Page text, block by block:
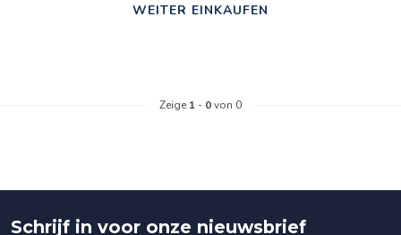
WEITER EINKAUFEN
Zeige 1 - 0von 0
Schrijf in voor onze nieuwsbrief